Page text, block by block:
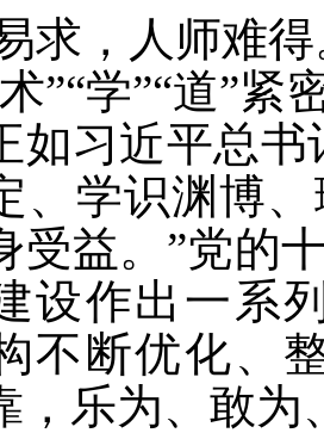
求，人师难
”“学”“道”
如习近平总
、学识渊博
受益。”党的
设作出一系
不断优化、
，乐为、敢为